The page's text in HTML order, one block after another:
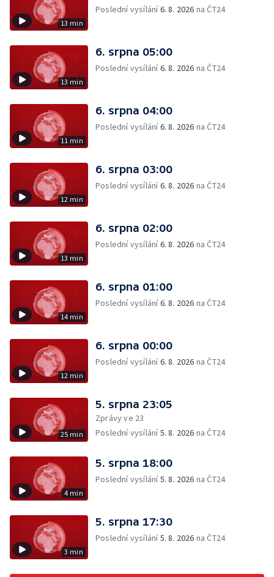
13 min
Poslední vysílání6. 8. 2026 na ČT24
13 min
6. srpna 05:00
Poslední vysílání6. 8. 2026 na ČT24
11 min
6. srpna 04:00
Poslední vysílání6. 8. 2026 na ČT24
12 min
6. srpna 03:00
Poslední vysílání6. 8. 2026 na ČT24
13 min
6. srpna 02:00
Poslední vysílání6. 8. 2026 na ČT24
14 min
6. srpna 01:00
Poslední vysílání6. 8. 2026 na ČT24
12 min
6. srpna 00:00
Poslední vysílání6. 8. 2026 na ČT24
25 min
5. srpna 23:05
Zprávy ve 23
Poslední vysílání5. 8. 2026 na ČT24
4 min
5. srpna 18:00
Poslední vysílání5. 8. 2026 na ČT24
3 min
5. srpna 17:30
Poslední vysílání5. 8. 2026 na ČT24